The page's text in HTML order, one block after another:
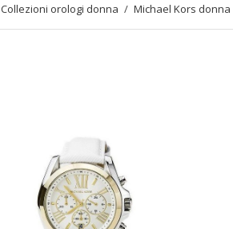
Collezioni orologi donna Michael Kors donna